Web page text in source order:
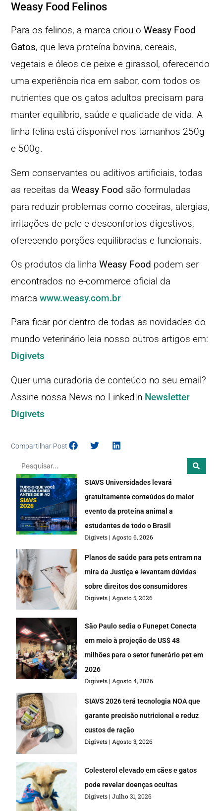
Weasy Food Felinos
Para os felinos, a marca criou oWeasy Food
Gatos, que leva proteína bovina, cereais,
vegetais e óleos de peixe e girassol, oferecendo
uma experiência rica em sabor, com todos os
nutrientes que os gatos adultos precisam para
manter equilíbrio, saúde e qualidade de vida. A
linha felina está disponível nos tamanhos 250g
e 500g.
Sem conservantes ou aditivos artificiais, todas
as receitas daWeasy Food são formuladas
para reduzir problemas como coceiras, alergias,
irritações de pele e desconfortos digestivos,
oferecendo porções equilibradas e funcionais.
Os produtos da linhaWeasy Food podem ser
encontrados no e-commerce oficial da
marcawww.weasy.com.br
Para ficar por dentro de todas as novidades do
mundo veterinário leia nosso outros artigos em:
Digivets
Quer uma curadoria de conteúdo no seu email?
Assine nossa News no LinkedIn Newsletter
Digivets
Compartilhar Post
SIAVS Universidades levará
gratuitamente conteúdos do maior
evento da proteína animal a
estudantes de todo o Brasil
Digivets Agosto 6, 2026
Planos de saúde para pets entram na
mira da Justiça e levantam dúvidas
sobre direitos dos consumidores
Digivets Agosto 5, 2026
São Paulo sedia o Funepet Conecta
em meio à projeção de US$ 48
milhões para o setor funerário pet em
2026
Digivets Agosto 4, 2026
SIAVS 2026 terá tecnologia NOA que
garante precisão nutricional e reduz
custos de ração
Digivets Agosto 3, 2026
Colesterol elevado em cães e gatos
pode revelar doenças ocultas
Digivets Julho 31, 2026